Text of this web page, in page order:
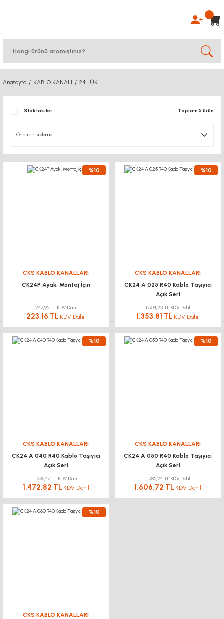
Anasayfa KABLO KANALI 24 LÜK
Stoktakiler Toplam 5 ürün
%10
CKS KABLO KANALLARI
CK24P Ayak, Montaj İçin
247,95 TL KDV Dahil
223,16 TL KDV Dahil
%10
CKS KABLO KANALLARI
CK24 A 025 R40 Kablo Taşıyıcı
Açık Seri
1.504,23 TL KDV Dahil
1.353,81 TL KDV Dahil
%10
CKS KABLO KANALLARI
CK24 A 040 R40 Kablo Taşıyıcı
Açık Seri
1.636,47 TL KDV Dahil
1.472,82 TL KDV Dahil
%10
CKS KABLO KANALLARI
CK24 A 050 R40 Kablo Taşıyıcı
Açık Seri
1.785,24 TL KDV Dahil
1.606,72 TL KDV Dahil
%10
CKS KABLO KANALLARI